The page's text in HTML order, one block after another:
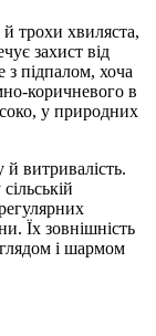
трохи хвиляста,
захист від
з підпалом, хоча
коричневого в
у природних
й витривалість.
Їх зовнішність
і шармом